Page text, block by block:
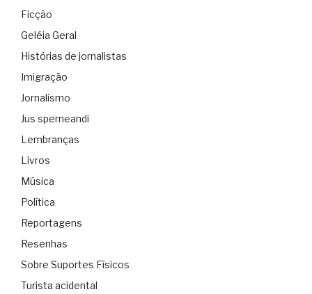
Ficção
Geléia Geral
Histórias de jornalistas
Imigração
Jornalismo
Jus sperneandi
Lembranças
Livros
Música
Política
Reportagens
Resenhas
Sobre Suportes Físicos
Turista acidental